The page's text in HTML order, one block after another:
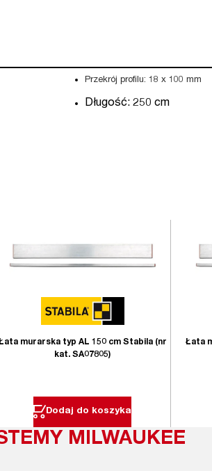
Przekrój profilu: 18 x 100 mm
Długość: 250 cm
murarska typ AL 150 cm Stabila (nr
kat. SA07805)
Dodaj do koszyka
Łata
MILWAUKEE